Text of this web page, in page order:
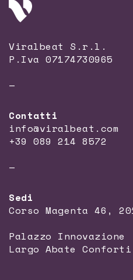
Viralbeat S.r.l.
P.Iva 07174730965
—
Contatti
info@viralbeat.com
+39 089 214 8572
—
Sedi
Corso Magenta 46,
Palazzo Innovazione
Largo Abate